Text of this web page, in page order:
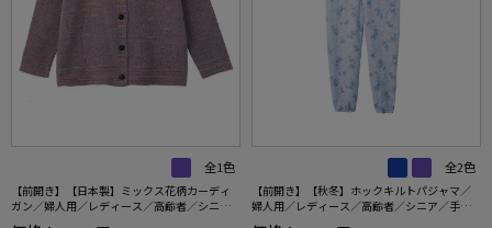
全1色
【前開き】【日本製】ミックス花柄カーディ
ガン／婦人用／レディース／高齢者／シニア
／名前記入欄付／大きめボタン／身幅ゆった
全2色
【前開き】【秋冬】ホックキルトパジャマ／
婦人用／レディース／高齢者／シニア／手口
足口ゴム入り／ホックボタン／ギフト／プレ